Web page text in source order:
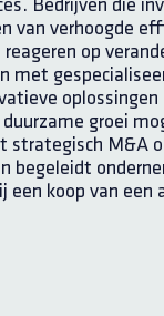
Bedrijven die
van verhoogde
op
met
groei
strategisch M&A
begeleidt
een koop van een